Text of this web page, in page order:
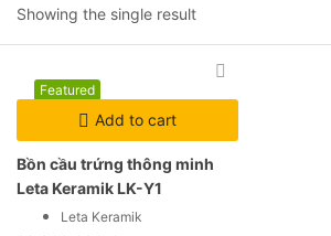
Showing the single result
Add to cart
Featured
Bồn cầu trứng thông minh
Leta Keramik LK-Y1
Leta Keramik